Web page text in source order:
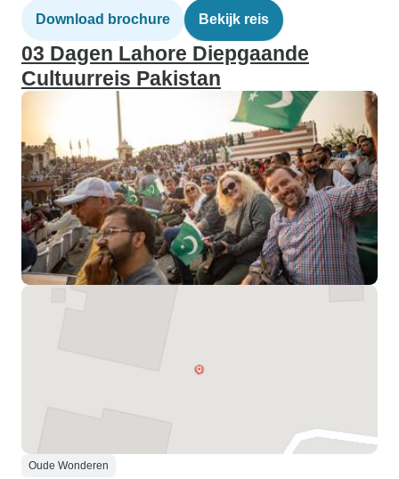
Download brochure Bekijk reis
03 Dagen Lahore Diepgaande
Cultuurreis Pakistan
Oude Wonderen